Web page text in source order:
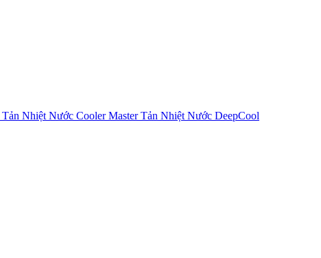
Tản Nhiệt Nước Cooler MasterTản Nhiệt Nước DeepCool